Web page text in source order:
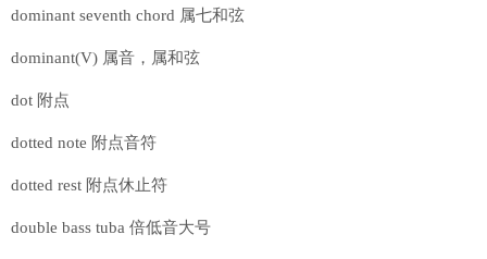
dominant seventh chord 属七和弦
dominant(V) 属音，属和弦
dot 附点
dotted note 附点音符
dotted rest 附点休止符
double bass tuba 倍低音大号